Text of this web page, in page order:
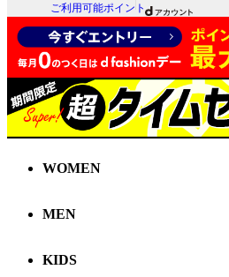
ご利用可能ポイント
WOMEN
MEN
KIDS